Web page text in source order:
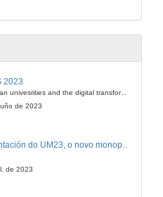
2023
European univesrities and the digital transformation: challenges and opportunities ahead
de 2023
de 2023